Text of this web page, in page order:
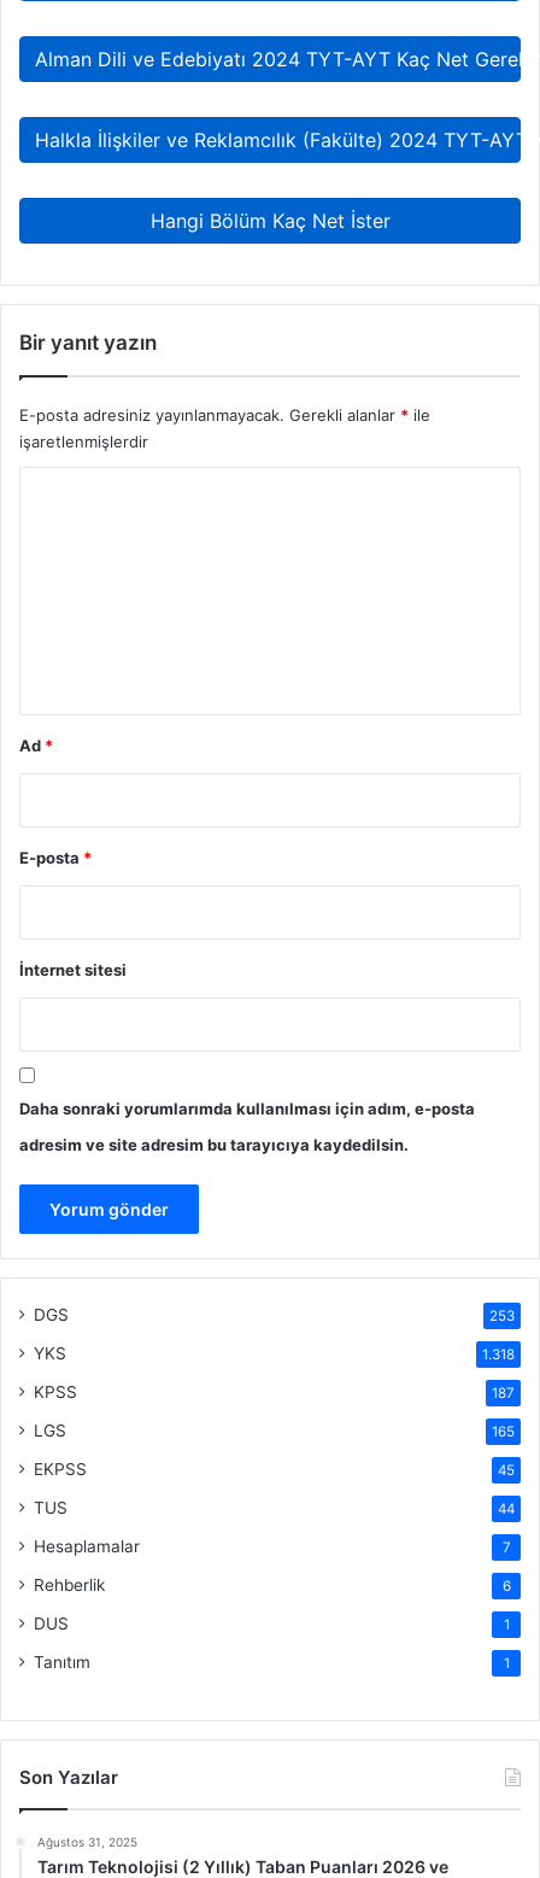
Alman Dili ve Edebiyatı 2024 TYT-AYT Kaç Net
Halkla İlişkiler ve Reklamcılık (Fakülte) 2024 TYT-AYT
Hangi Bölüm Kaç Net İster
Bir yanıt yazın
E-posta adresiniz yayınlanmayacak. Gerekli alanlar * ile
işaretlenmişlerdir
Ad *
E-posta *
İnternet sitesi
Daha sonraki yorumlarımda kullanılması için adım, e-posta
adresim ve site adresim bu tarayıcıya kaydedilsin.
DGS 253
YKS 1.318
KPSS 187
LGS 165
EKPSS 45
TUS 44
Hesaplamalar 7
Rehberlik 6
DUS 1
Tanıtım 1
Son Yazılar
Ağustos 31, 2025
Tarım Teknolojisi (2 Yıllık) Taban Puanları 2026 ve